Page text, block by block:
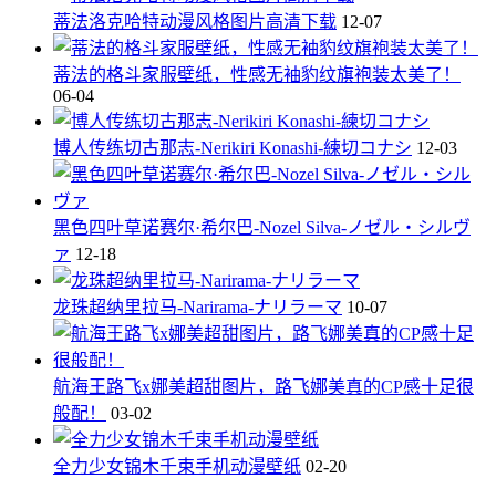
蒂法洛克哈特动漫风格图片高清下载 12-07
蒂法的格斗家服壁纸，性感无袖豹纹旗袍装太美了！
06-04
博人传练切古那志-Nerikiri Konashi-練切コナシ 12-03
黑色四叶草诺赛尔·希尔巴-Nozel Silva-ノゼル・シルヴ
ァ 12-18
龙珠超纳里拉马-Narirama-ナリラーマ 10-07
航海王路飞x娜美超甜图片，路飞娜美真的CP感十足很
般配！
03-02
全力少女锦木千束手机动漫壁纸 02-20